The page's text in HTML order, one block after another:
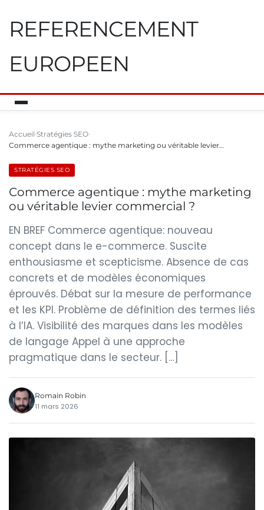
REFERENCEMENT
EUROPEEN
Accueil Stratégies SEO
Commerce agentique : mythe marketing ou véritable levier…
STRATÉGIES SEO
Commerce agentique : mythe marketing
ou véritable levier commercial ?
EN BREF Commerce agentique: nouveau
concept dans le e-commerce. Suscite
enthousiasme et scepticisme. Absence de cas
concrets et de modèles économiques
éprouvés. Débat sur la mesure de performance
et les KPI. Problème de définition des termes liés
à l’IA. Visibilité des marques dans les modèles
de langage Appel à une approche
pragmatique dans le secteur. […]
Romain Robin
11 mars 2026